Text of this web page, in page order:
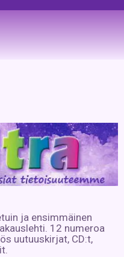
ja ensimmäinen
12 numeroa
uutuuskirjat, CD:t,